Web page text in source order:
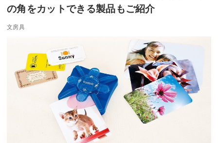
の角をカットできる製品もご紹介
文房具